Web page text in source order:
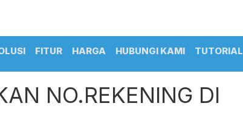
FITUR HARGA HUBUNGI KAMI TUTORIAL
NO.REKENING DI